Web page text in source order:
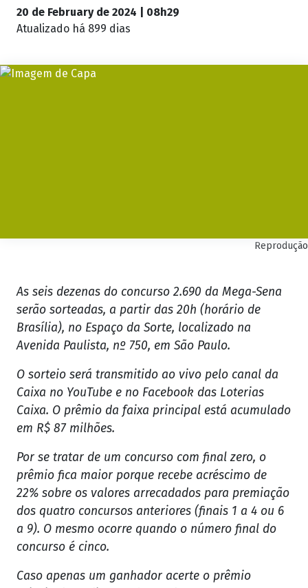
20 de February de 2024 | 08h29
Atualizado há 899 dias
Reprodução
As seis dezenas do concurso 2.690 da Mega-Sena
serão sorteadas, a partir das 20h (horário de
Brasília), no Espaço da Sorte, localizado na
Avenida Paulista, nº 750, em São Paulo.
O sorteio será transmitido ao vivo pelo canal da
Caixa no YouTube e no Facebook das Loterias
Caixa. O prêmio da faixa principal está acumulado
em R$ 87 milhões.
Por se tratar de um concurso com final zero, o
prêmio fica maior porque recebe acréscimo de
22% sobre os valores arrecadados para premiação
dos quatro concursos anteriores (finais 1 a 4 ou 6
a 9). O mesmo ocorre quando o número final do
concurso é cinco.
Caso apenas um ganhador acerte o prêmio